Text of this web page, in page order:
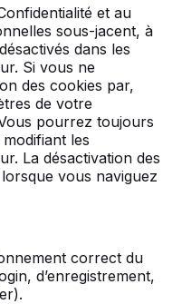
et au
sous-jacent, à
dans les
Si vous ne
des cookies par,
de votre
pourrez toujours
les
La désactivation des
vous naviguez
correct du
d’enregistrement,
avec tags
ans, nous avons
tables de ping-
en béton dans
au
Angleterre, entre